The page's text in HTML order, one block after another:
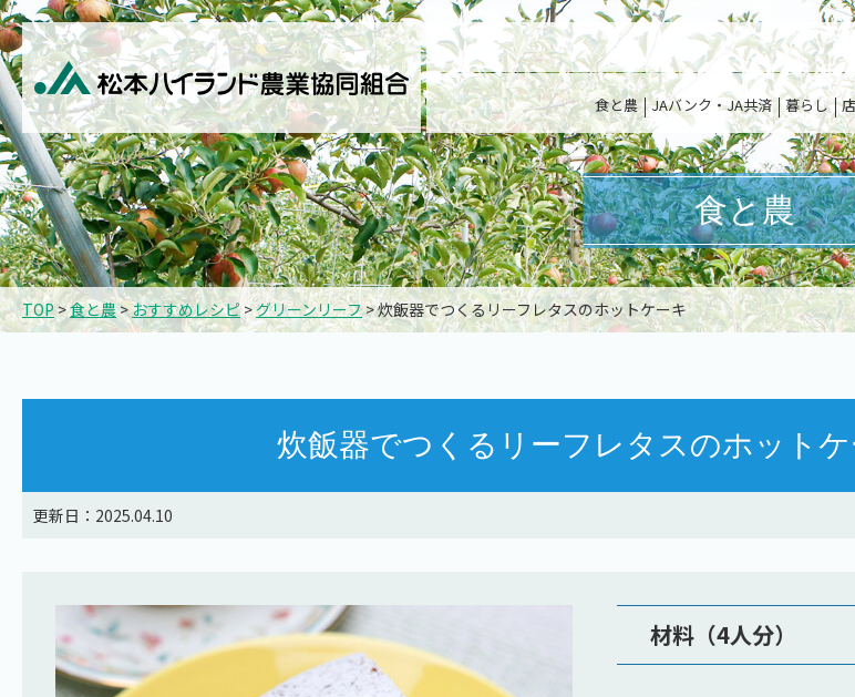
食と農 JAバンク・JA共済 暮らし
食と農
TOP>食と農>おすすめレシピ >グリーンリーフ> 炊飯器でつくるリーフレタスのホットケーキ
炊飯器でつくるリーフレタスのホットケ
更新日：2025.04.10
材料（4人分）